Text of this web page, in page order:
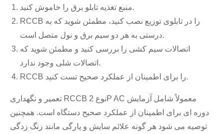
منبع تغذیه تابلو برق را خاموش کنید.
RCCB را در تابلوی توزیع نصب کنید، مطمئن شوید که به
درستی به هر دو سیم برق و نول متصل است.
اتصالات سیم کشی را بررسی کنید و مطمئن شوید که
اتصالات شلی وجود ندارد.
RCCB را برای اطمینان از عملکرد صحیح تست کنید.
تعمیر و نگهداری RCCB نوع 2P AC معمولاً شامل آزمایش
دوره ای برای اطمینان از عملکرد صحیح دستگاه است. همچنین
توصیه می شود هر گونه علائم سایش و پارگی مانند زنگ زدگی